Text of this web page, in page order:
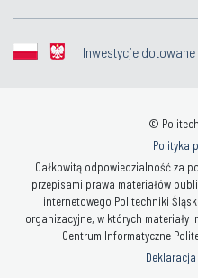
Inwestycje
©
Polityka
Całkowitą odpowiedzialność za
przepisami prawa materiałów
internetowego Politechniki
organizacyjne, w których materiały
Centrum Informatyczne